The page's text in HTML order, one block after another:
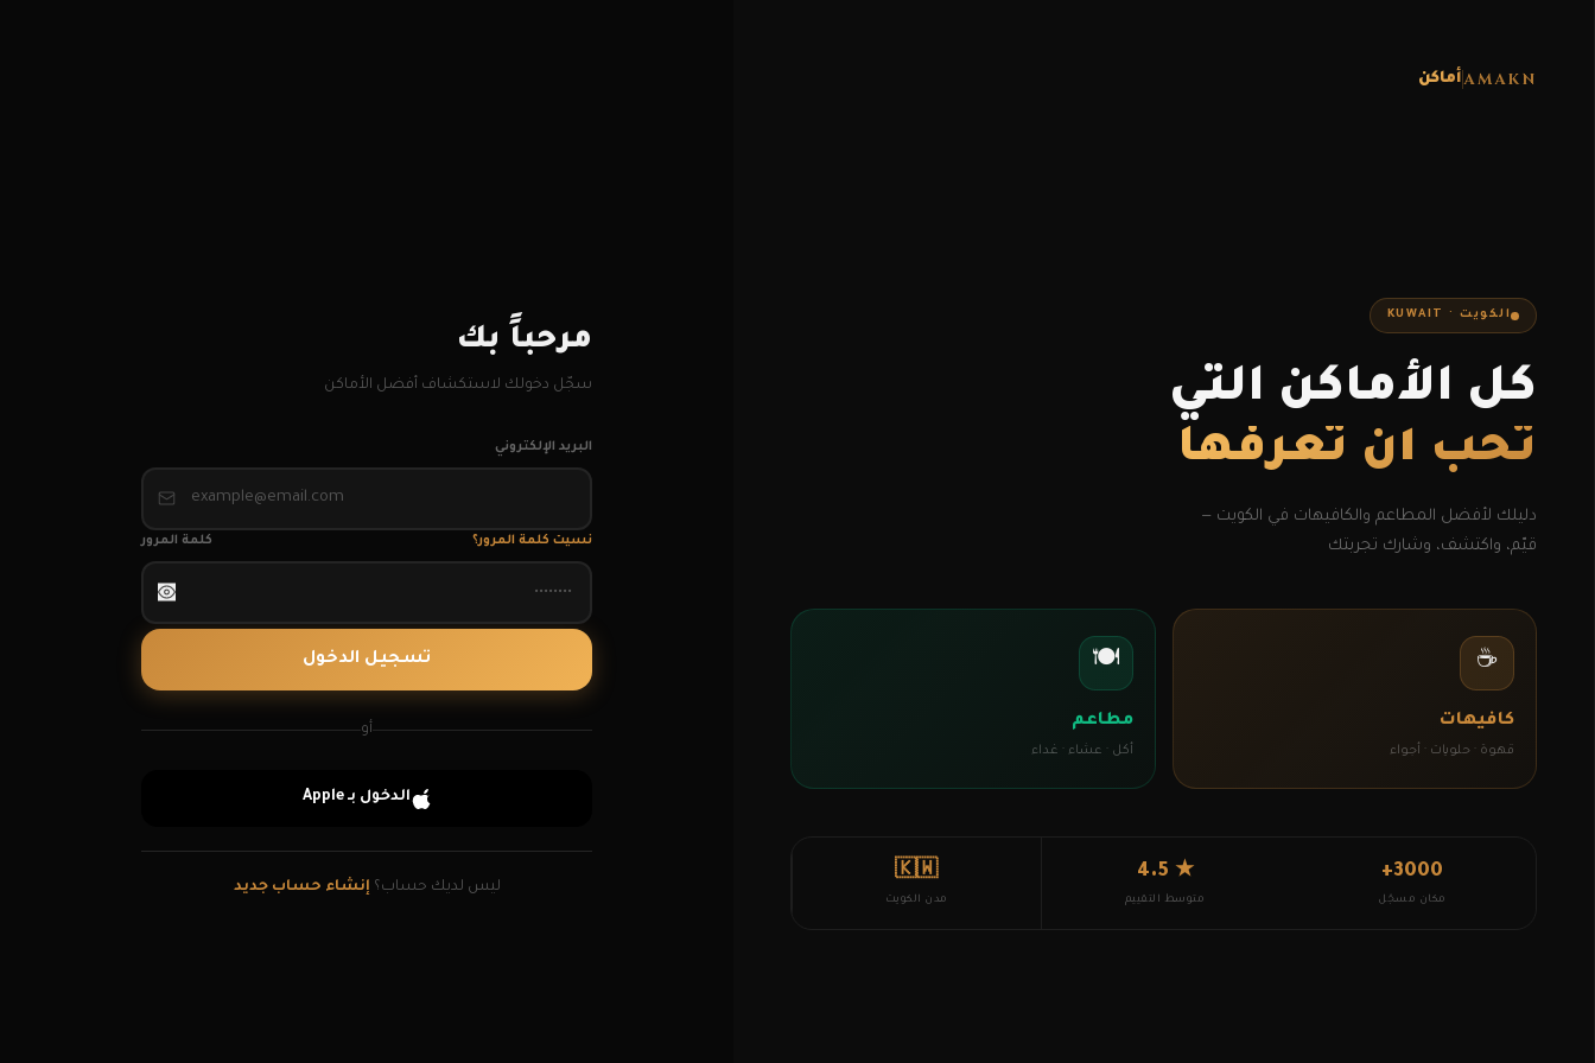
AMAKNأماكن
الكويت · KUWAIT
كل الأماكن التي
تحب أن تعرفها
دليلك لأفضل المطاعم والكافيهات في الكويت —
قيّم، واكتشف، وشارك تجربتك
☕
كافيهات
قهوة · حلويات · أجواء
🍽
مطاعم
أكل · عشاء · غداء
3000+
مكان مسجّل
★ 4.5
متوسط التقييم
🇰🇼
مدن الكويت
مرحباً بك
سجّل دخولك لاستكشاف أفضل الأماكن
البريد الإلكتروني
نسيت كلمة المرور؟ كلمة المرور
تسجيل الدخول
أو
الدخول بـ Apple
ليس لديك حساب؟ إنشاء حساب جديد